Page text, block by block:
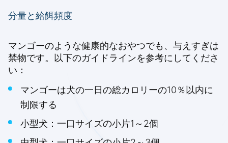
分量と給餌頻度
マンゴーのような健康的なおやつでも、与えすぎは
禁物です。以下のガイドラインを参考にしてくださ
い：
マンゴーは犬の一日の総カロリーの10％以内に
制限する
小型犬：一口サイズの小片1～2個